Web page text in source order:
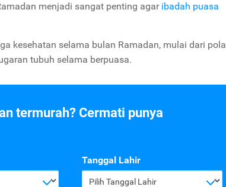
menjadi sangat penting agar ibadah puasa
kesehatan selama bulan Ramadan, mulai dari pola
tubuh selama berpuasa.
termurah? Cermati punya
Tanggal Lahir
Pilih Tanggal Lahir